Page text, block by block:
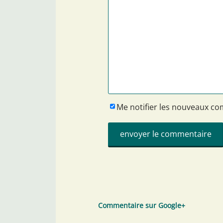
Me notifier les nouveaux
Commentaire sur Google+